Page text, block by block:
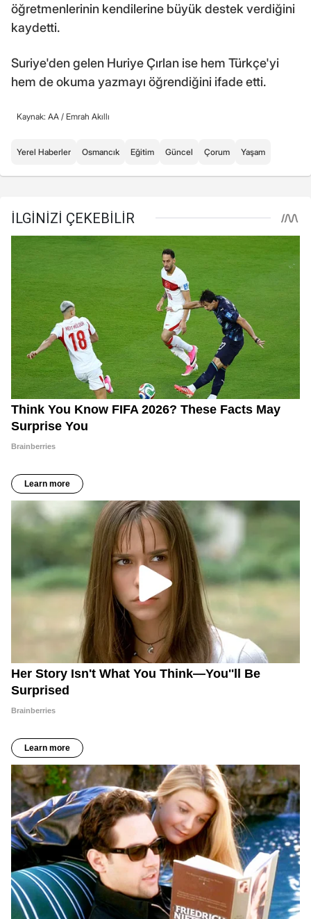
öğretmenlerinin kendilerine büyük destek verdiğini
kaydetti.
Suriye'den gelen Huriye Çırlan ise hem Türkçe'yi
hem de okuma yazmayı öğrendiğini ifade etti.
Kaynak: AA / Emrah Akıllı
Yerel Haberler Osmancık Eğitim Güncel Çorum Yaşam